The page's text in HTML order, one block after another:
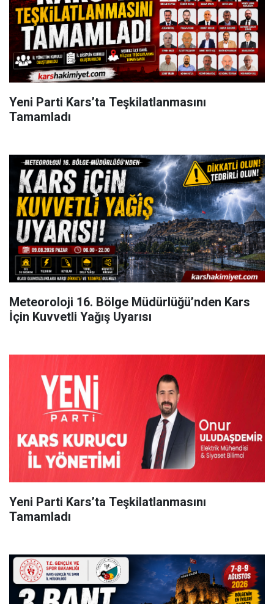
Yeni Parti Kars’ta Teşkilatlanmasını
Tamamladı
Meteoroloji 16. Bölge Müdürlüğü’nden Kars
İçin Kuvvetli Yağış Uyarısı
Yeni Parti Kars’ta Teşkilatlanmasını
Tamamladı